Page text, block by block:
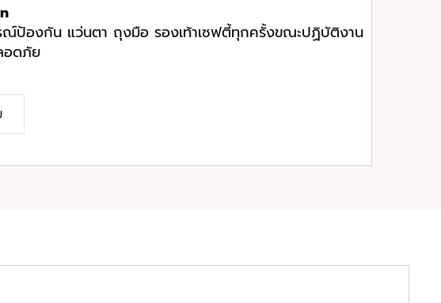
ณ์ป้องกัน แว่นตา ถุงมือ รองเท้าเซฟตี้ทุกครั้งขณะปฏิบัติงาน
อดภัย